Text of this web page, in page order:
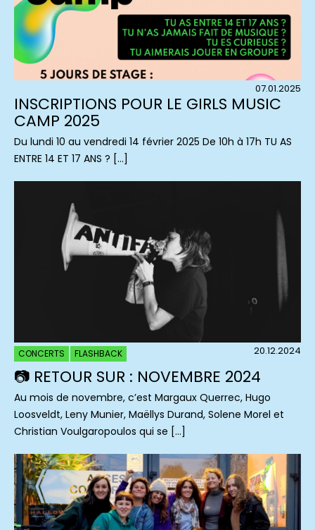
07.01.2025
INSCRIPTIONS POUR LE GIRLS MUSIC
CAMP 2025
Du lundi 10 au vendredi 14 février 2025 De 10h à 17h TU AS
ENTRE 14 ET 17 ANS ? […]
CONCERTS FLASHBACK 20.12.2024
📷 RETOUR SUR : NOVEMBRE 2024
Au mois de novembre, c’est Margaux Querrec, Hugo
Loosveldt, Leny Munier, Maëllys Durand, Solene Morel et
Christian Voulgaropoulos qui se […]